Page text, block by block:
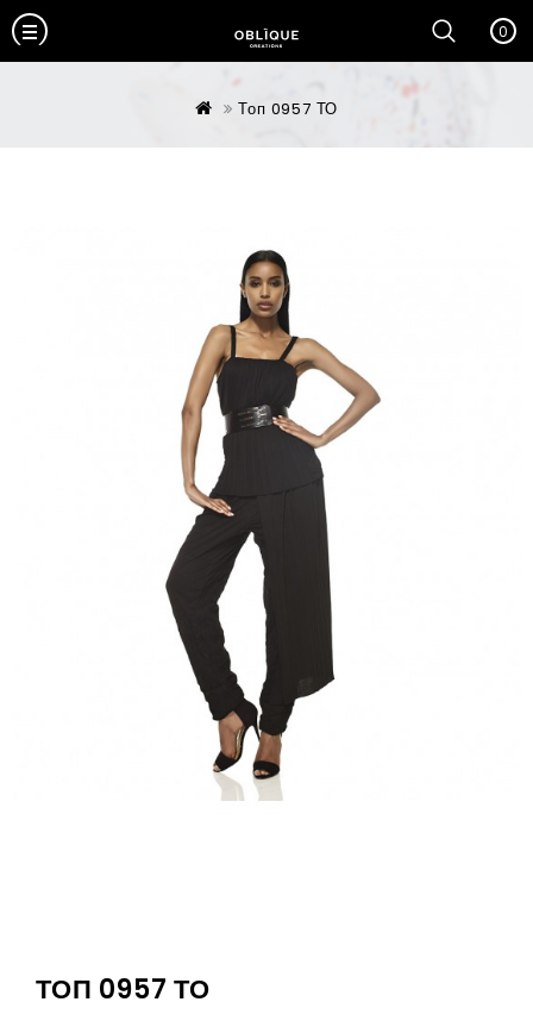
0
Топ 0957 ТО
ТОП 0957 ТО